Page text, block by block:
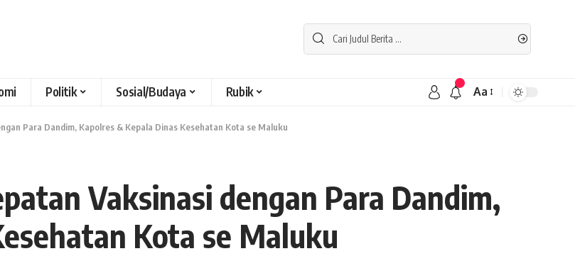
Politik Sosial/Budaya Rubik Aa
Para Dandim, Kapolres & Kepala Dinas Kesehatan Kota se Maluku
Vaksinasi dengan Para Dandim,
Kota se Maluku